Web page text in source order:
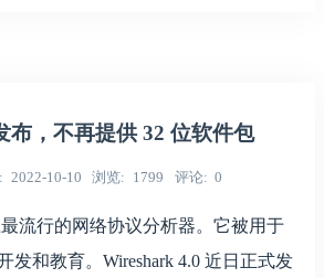
布，不再提供 32 位软件包
2022-10-10 浏览 1799 评论 0
最流行的网络协议分析器。它被用于
发和教育。Wireshark 4.0 近日正式发